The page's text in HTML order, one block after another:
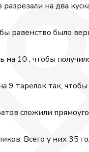
на два
равенство было
10 , чтобы
9 тарелок так,
сложили
Всего у них 35